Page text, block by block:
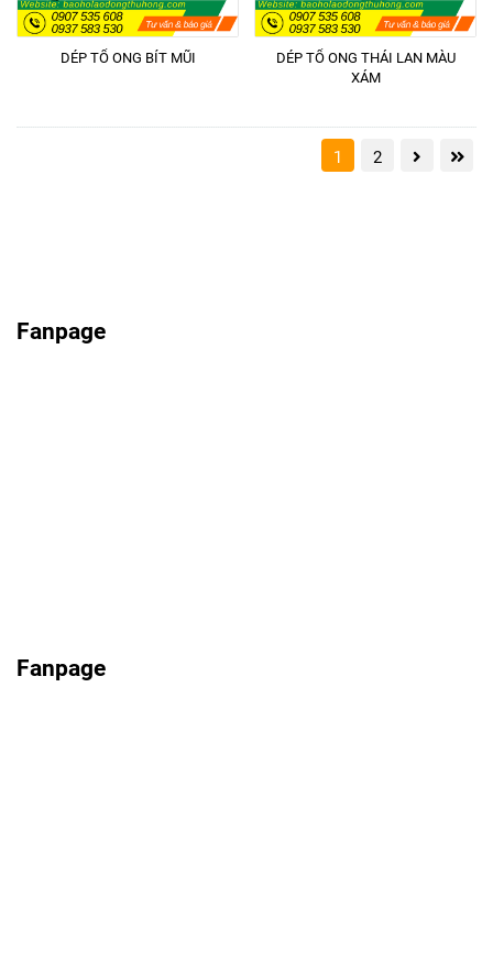
DÉP TỔ ONG BÍT MŨI
DÉP TỔ ONG THÁI LAN MÀU
XÁM
1 2
Fanpage
Fanpage